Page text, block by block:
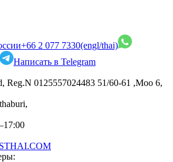
+66 2 077 7330(engl/thai)
Написать в Telegram
Reg.N 0125557024483 51/60-61 ,Moo 6,